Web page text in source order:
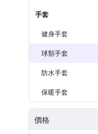
手套
健身手套
球類手套
防水手套
保暖手套
價格